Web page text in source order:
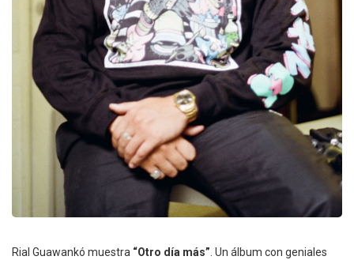
Rial Guawankó muestra “Otro día más”. Un álbum con geniales